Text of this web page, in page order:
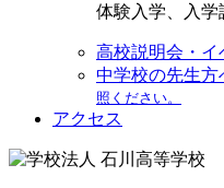
体験入学、入学
高校説明会・
中学校の先生方
照ください。
アクセス